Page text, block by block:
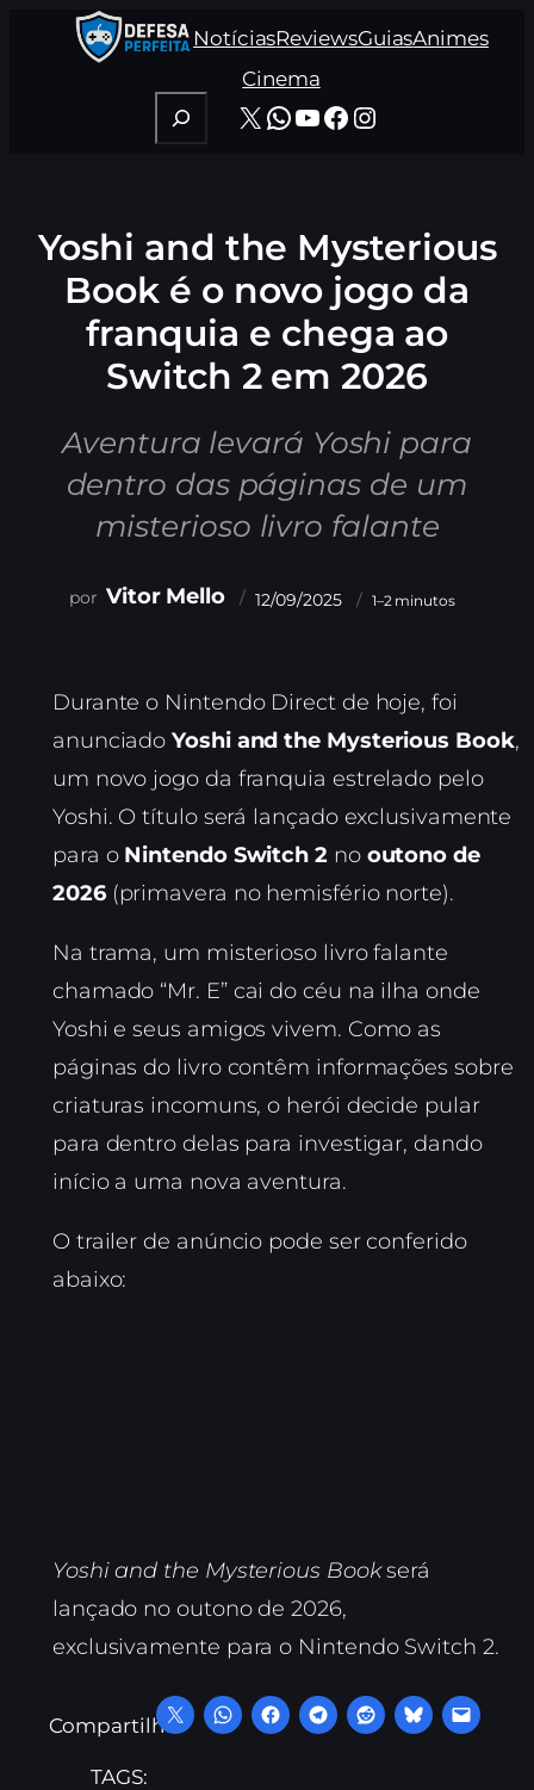
NotíciasReviewsGuiasAnimes
Cinema
Pesquisar
X WhatsApp
Youtube
Facebook
Instagram
Yoshi and the Mysterious
Book é o novo jogo da
franquia e chega ao
Switch 2 em 2026
Aventura levará Yoshi para
dentro das páginas de um
misterioso livro falante
Vitor Mello 12/09/2025 1–2 minutos
Durante o Nintendo Direct de hoje, foi
anunciadoYoshi and the Mysterious Book,
um novo jogo da franquia estrelado pelo
Yoshi. O título será lançado exclusivamente
para o Nintendo Switch 2no outono de
2026(primavera no hemisfério norte).
Na trama, um misterioso livro falante
chamado “Mr. E” cai do céu na ilha onde
Yoshi e seus amigos vivem. Como as
páginas do livro contêm informações sobre
criaturas incomuns, o herói decide pular
para dentro delas para investigar, dando
início a uma nova aventura.
O trailer de anúncio pode ser conferido
abaixo:
Yoshi and the Mysterious Bookserá
lançado no outono de 2026,
exclusivamente para o Nintendo Switch 2.
Compartilhe:
TAGS: